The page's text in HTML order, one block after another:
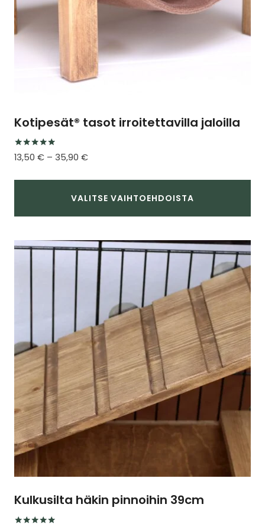
Kotipesät® tasot irroitettavilla jaloilla
Arvostelu
tuotteesta:
/ 5
13,50 € – 35,90 €Hintaluokka:
-
35,90 €
VALITSE VAIHTOEHDOISTA
tuotteella
useampi
muunnelma.
tuotteen
sivulla.
Kulkusilta häkin pinnoihin 39cm